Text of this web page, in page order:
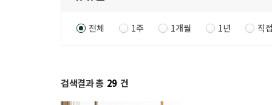
전체 1주 1개월 1년 직
검색결과 총 29 건